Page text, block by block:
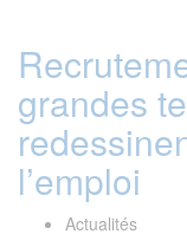
grandes
l’emploi
Actualités